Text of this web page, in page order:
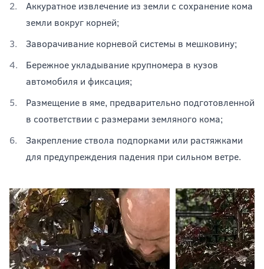
Аккуратное извлечение из земли с сохранение кома
земли вокруг корней;
Заворачивание корневой системы в мешковину;
Бережное укладывание крупномера в кузов
автомобиля и фиксация;
Размещение в яме, предварительно подготовленной
в соответствии с размерами земляного кома;
Закрепление ствола подпорками или растяжками
для предупреждения падения при сильном ветре.